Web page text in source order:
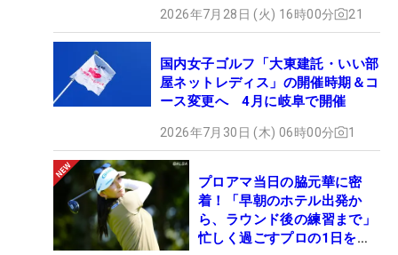
2026年7月28日 (火) 16時00分 21
国内女子ゴルフ「大東建託・いい部
屋ネットレディス」の開催時期＆コ
ース変更へ 4月に岐阜で開催
2026年7月30日 (木) 06時00分 1
プロアマ当日の脇元華に密
着！「早朝のホテル出発か
ら、ラウンド後の練習まで」
忙しく過ごすプロの1日を公